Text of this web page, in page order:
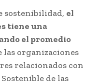
sostenibilidad, el
tiene una
el promedio
las organizaciones
relacionados con
de las